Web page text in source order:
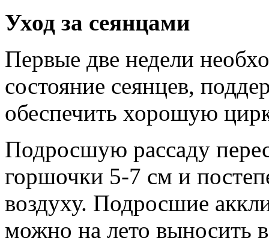
Уход за сеянцами
Первые две недели
состояние сеянцев,
обеспечить хорошую
Подросшую рассаду
горшочки 5-7 см и
воздуху. Подросшие
можно на лето выносить